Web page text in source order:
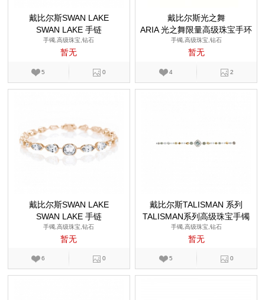
戴比尔斯SWAN LAKE
SWAN LAKE 手链
手镯,高级珠宝,钻石
暂无
5 0
戴比尔斯光之舞
ARIA 光之舞限量高级珠宝手环
手镯,高级珠宝,钻石
暂无
4 2
戴比尔斯SWAN LAKE
SWAN LAKE 手链
手镯,高级珠宝,钻石
暂无
6 0
戴比尔斯TALISMAN 系列
TALISMAN系列高级珠宝手镯
手镯,高级珠宝,钻石
暂无
5 0